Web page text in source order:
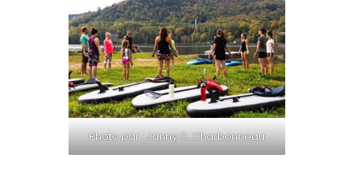
Photo par : Janny C. Charbonneau